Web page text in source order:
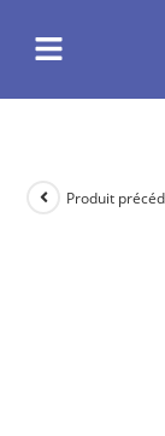
Produit